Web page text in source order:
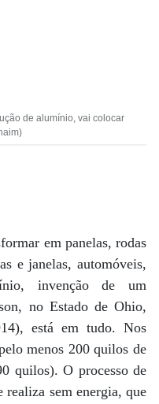
de alumínio, vai colocar
em panelas, rodas
e janelas, automóveis,
invenção de um
no Estado de Ohio,
está em tudo. Nos
menos 200 quilos de
quilos). O processo de
realiza sem energia, que